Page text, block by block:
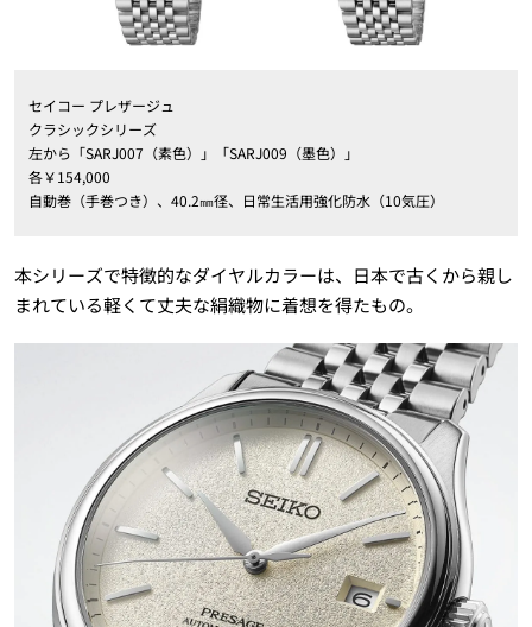
セイコー プレザージュ
クラシックシリーズ
左から「SARJ007（素色）」「SARJ009（墨色）」
各￥154,000
自動巻（手巻つき）、40.2㎜径、日常生活用強化防水（10気圧）
本シリーズで特徴的なダイヤルカラーは、日本で古くから親し
まれている軽くて丈夫な絹織物に着想を得たもの。